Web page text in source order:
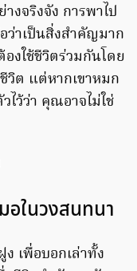
งจริงจัง การพาไป
ว่าเป็นสิ่งสำคัญมาก
งใช้ชีวิตร่วมกันโดย
วิต แต่หากเขาหมก
ไว้ว่า คุณอาจไม่ใช่
อในวงสนทนา
เพื่อบอกเล่าทั้ง